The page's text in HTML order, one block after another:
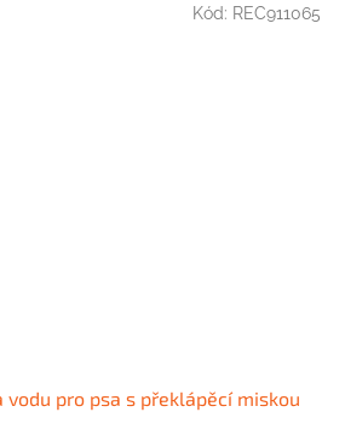
vodu pro psa s překlápěcí miskou
Kód: REC911065